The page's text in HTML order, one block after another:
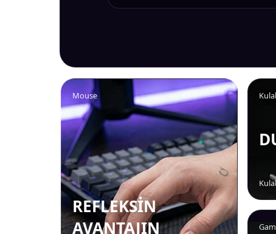
Mouse
REFLEKSIN
AVANTAJIN